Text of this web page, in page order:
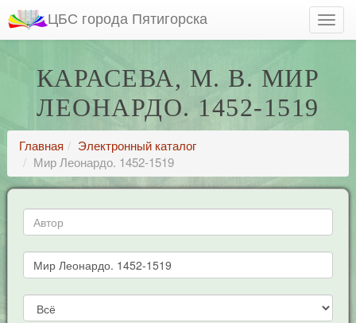
ЦБС города Пятигорска
КАРАСЕВА, М. В. МИР
ЛЕОНАРДО. 1452-1519
Главная
Электронный каталог
Мир Леонардо. 1452-1519